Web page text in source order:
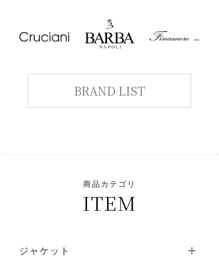
BRAND LIST
商品カテゴリ
ITEM
ジャケット